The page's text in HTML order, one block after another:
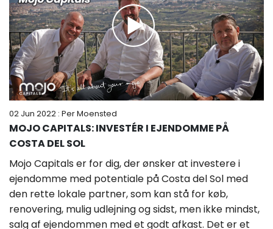
02 Jun 2022 : Per Moensted
MOJO CAPITALS: INVESTÉR I EJENDOMME PÅ
COSTA DEL SOL
Mojo Capitals er for dig, der ønsker at investere i
ejendomme med potentiale på Costa del Sol med
den rette lokale partner, som kan stå for køb,
renovering, mulig udlejning og sidst, men ikke mindst,
salg af ejendommen med et godt afkast. Det er et